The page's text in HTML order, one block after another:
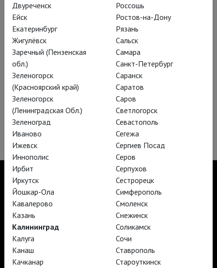
Спящая красавица
TheatreHD
TheatreHD Опера
TheatreHD Балет в кино
АРТ-ЛЕКТОРИЙ В КИНО
Двуреченск
Ейск
Екатеринбург
Жигулёвск
Заречный (Пензенская
обл.)
Зеленогорск
(Красноярский край)
Зеленогорск
(Ленинградская Обл.)
Зеленоград
Иваново
Ижевск
Иннополис
Ирбит
Иркутск
Йошкар-Ола
Кавалерово
Казань
Калининград
Калуга
Канаш
Качканар
Россошь
Ростов-на-Дону
Рязань
Сальск
Самара
Санкт-Петербург
Саранск
Саратов
Саров
Светлогорск
Севастополь
Сегежа
Сергиев Посад
Серов
Серпухов
Сестрорецк
Симферополь
Смоленск
Снежинск
Соликамск
Сочи
Ставрополь
Староуткинск